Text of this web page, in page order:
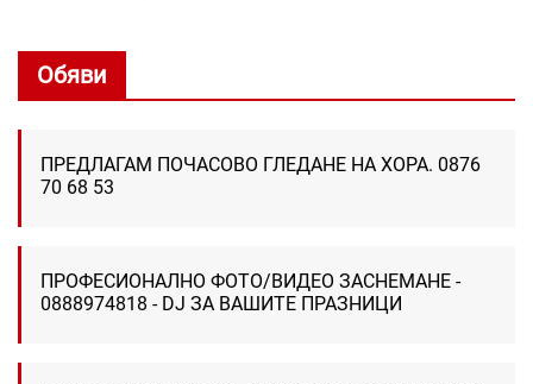
Обяви
ПРЕДЛАГАМ ПОЧАСОВО ГЛЕДАНЕ НА ХОРА. 0876
70 68 53
ПРОФЕСИОНАЛНО ФОТО/ВИДЕО ЗАСНЕМАНЕ -
0888974818 - DJ ЗА ВАШИТЕ ПРАЗНИЦИ